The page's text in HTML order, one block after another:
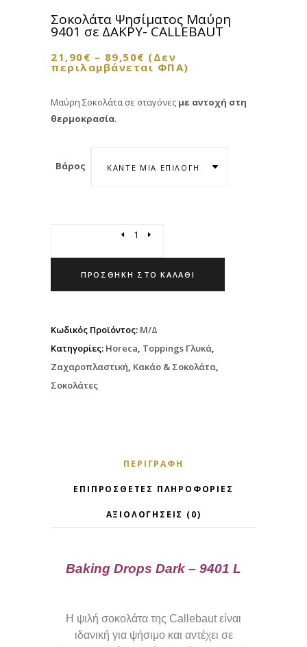
Σοκολάτα Ψησίματος Μαύρη
9401 σε ΔΑΚΡΥ- CALLEBAUT
21,90€ – 89,50€ (Δεν
περιλαμβάνεται ΦΠΑ)
Μαύρη Σοκολάτα σε σταγόνες με αντοχή στη
θερμοκρασία.
Βάρος ΚΆΝΤΕ ΜΊΑ ΕΠΙΛΟΓΉ
ΠΡΟΣΘΉΚΗ ΣΤΟ ΚΑΛΆΘΙ
Κωδικός Προϊόντος: Μ/Δ
Κατηγορίες: Horeca, Toppings Γλυκά,
Ζαχαροπλαστική, Κακάο & Σοκολάτα,
Σοκολάτες
ΠΕΡΙΓΡΑΦΉ
ΕΠΙΠΡΌΣΘΕΤΕΣ ΠΛΗΡΟΦΟΡΊΕΣ
ΑΞΙΟΛΟΓΉΣΕΙΣ (0)
Baking Drops Dark – 9401 L
Η ψιλή σοκολάτα της Callebaut είναι
ιδανική για ψήσιμο και αντέχει σε